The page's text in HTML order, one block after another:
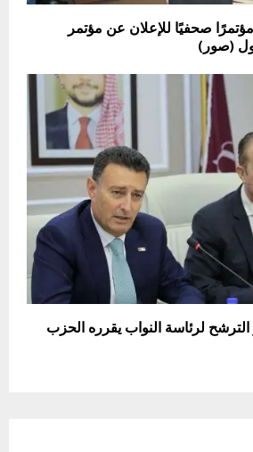
صحفيًا للإعلان عن مؤتمر
(صور)
لرئاسة النواب يقرره الحزب